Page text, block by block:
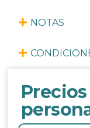
NOTAS